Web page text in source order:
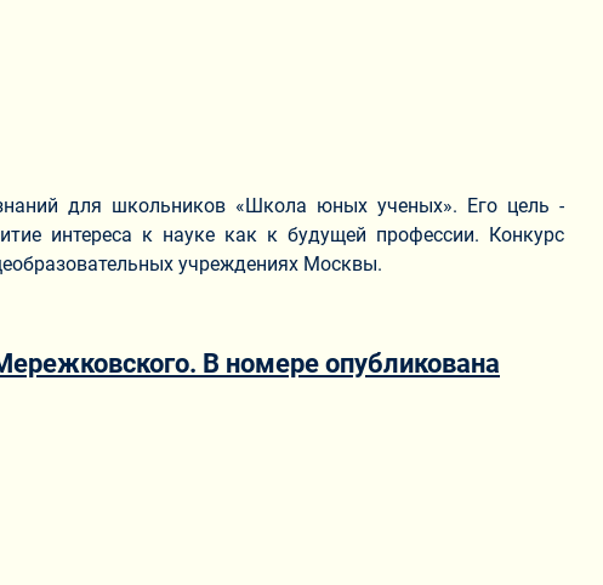
для школьников «Школа юных ученых». Его цель -
интереса к науке как к будущей профессии. Конкурс
учреждениях Москвы.
В номере опубликована